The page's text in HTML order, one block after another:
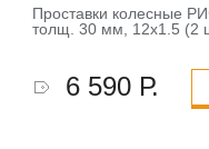
Проставки колесные
толщ. 30 мм, 12x1.5 (2
6 590 Р.